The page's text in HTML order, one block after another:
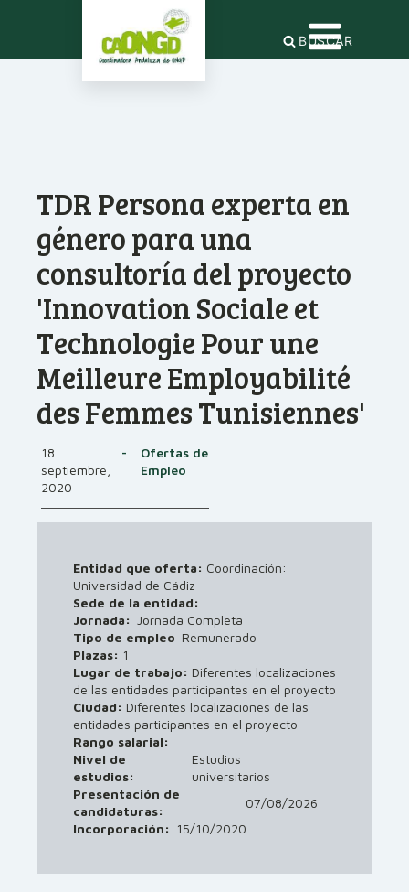
BUSCAR
TDR Persona experta en
género para una
consultoría del proyecto
'Innovation Sociale et
Technologie Pour une
Meilleure Employabilité
des Femmes Tunisiennes'
18
septiembre,
2020
-
Ofertas de
Empleo
Entidad que oferta: Coordinación:
Universidad de Cádiz
Sede de la entidad:
Jornada: Jornada Completa
Tipo de empleo Remunerado
Plazas: 1
Lugar de trabajo: Diferentes localizaciones
de las entidades participantes en el proyecto
Ciudad: Diferentes localizaciones de las
entidades participantes en el proyecto
Rango salarial:
Nivel de
estudios:
Estudios
universitarios
Presentación de
candidaturas:
07/08/2026
Incorporación:
15/10/2020